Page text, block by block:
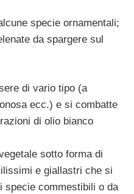
specie ornamentali;
da spargere sul
di vario tipo (a
ecc.) e si com­batte
di olio bianco
sotto forma di
e giallastri che si
specie commestibili o da